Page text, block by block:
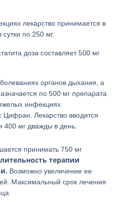
лекарство принимается в
по 250 мг.
доза составляет 500 мг
органов дыхания, а
по 500 мг препарата
инфекциях
Цифран. Лекарство вводится
400 мг дважды в день.
принимать 750 мг
терапии
Возможно увеличение ее
Максимальный срок лечения